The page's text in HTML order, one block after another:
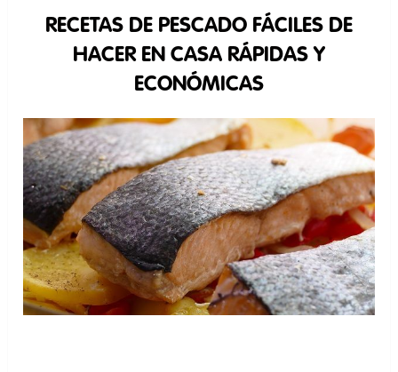
RECETAS DE PESCADO FÁCILES DE
HACER EN CASA RÁPIDAS Y
ECONÓMICAS